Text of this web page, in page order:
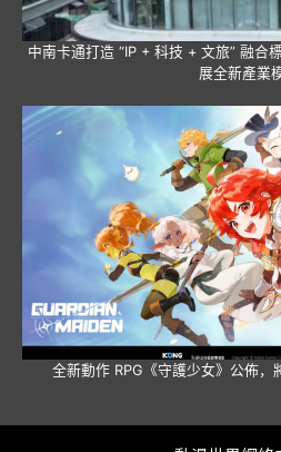
中南卡通打造 “IP + 科技 + 文旅” 融合
展全新產業
全新動作 RPG《守護少女》公佈，